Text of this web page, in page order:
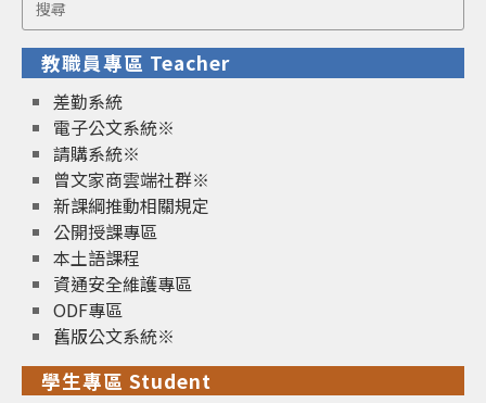
for:
教職員專區 Teacher
差勤系統
電子公文系統※
請購系統※
曾文家商雲端社群※
新課綱推動相關規定
公開授課專區
本土語課程
資通安全維護專區
ODF專區
舊版公文系統※
學生專區 Student